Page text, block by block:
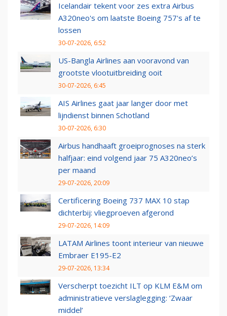
Icelandair tekent voor zes extra Airbus
A320neo's om laatste Boeing 757's af te
lossen
30-07-2026, 6:52
US-Bangla Airlines aan vooravond van
grootste vlootuitbreiding ooit
30-07-2026, 6:45
AIS Airlines gaat jaar langer door met
lijndienst binnen Schotland
30-07-2026, 6:30
Airbus handhaaft groeiprognoses na sterk
halfjaar: eind volgend jaar 75 A320neo’s
per maand
29-07-2026, 20:09
Certificering Boeing 737 MAX 10 stap
dichterbij: vliegproeven afgerond
29-07-2026, 14:09
LATAM Airlines toont interieur van nieuwe
Embraer E195-E2
29-07-2026, 13:34
Verscherpt toezicht ILT op KLM E&M om
administratieve verslaglegging: ‘Zwaar
middel’